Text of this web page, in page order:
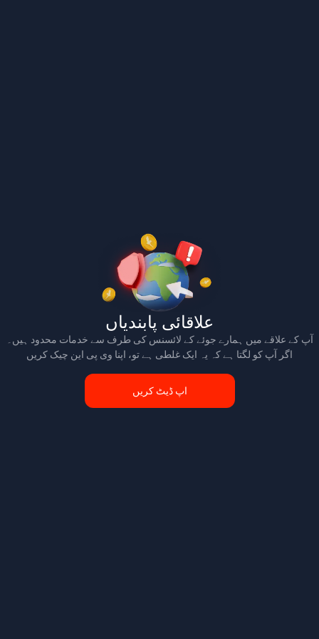
علاقائی پابندیاں
آپ کے علاقے میں ہمارے جوئے کے لائسنس کی طرف سے خدمات محدود ہیں۔
اگر آپ کو لگتا ہے کہ یہ ایک غلطی ہے تو، اپنا وی پی این چیک کریں
اپ ڈیٹ کریں